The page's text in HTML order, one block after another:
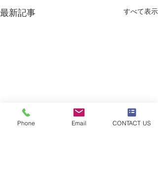
最新記事 すべて表示
Phone Email CONTACT US